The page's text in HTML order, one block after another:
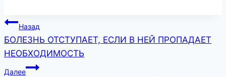
Навигация
по
записям
Назад
БОЛЕЗНЬ ОТСТУПАЕТ, ЕСЛИ В НЕЙ ПРОПАДАЕТ
НЕОБХОДИМОСТЬ
Далее